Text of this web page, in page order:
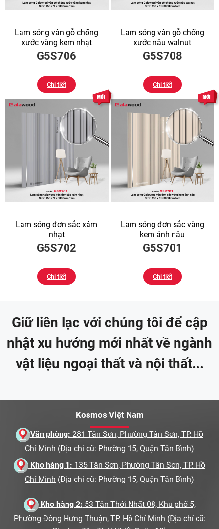
Lam sóng vân gỗ chống
xước vàng kem nhạt
G5S706
Chi tiết
Lam sóng vân gỗ chống
xước nâu walnut
G5S708
Chi tiết
Lam sóng đơn sắc xám
nhạt
G5S702
Chi tiết
Lam sóng đơn sắc vàng
kem ánh nâu
G5S701
Chi tiết
Giữ liên lạc với chúng tôi để cập
nhật xu hướng mới nhất về ngành
vật liệu ngoại thất và nội thất...
Kosmos Việt Nam
Văn phòng: 281 Tân Sơn, Phường Tân Sơn, TP. Hồ
Chí Minh (Địa chỉ cũ: Phường 15, Quận Tân Bình)
Kho hàng 1: 135 Tân Sơn, Phường Tân Sơn, TP. Hồ
Chí Minh (Địa chỉ cũ: Phường 15, Quận Tân Bình)
Kho hàng 2: 53 Tân Thới Nhất 08, Khu phố 5,
Phường Đông Hưng Thuận, TP. Hồ Chí Minh (Địa chỉ cũ: